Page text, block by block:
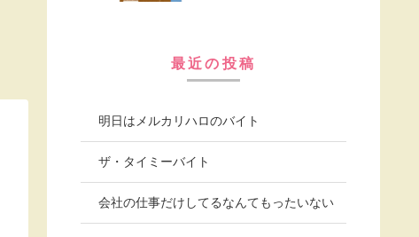
最近の投稿
明日はメルカリハロのバイト
ザ・タイミーバイト
会社の仕事だけしてるなんてもったいない